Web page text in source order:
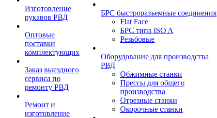
Изготовление
рукавов РВД
Оптовые
поставки
комплектующих
Заказ выездного
сервиса по
ремонту РВД
Ремонт и
изготовление
БРС быстроразъемные соединения
Flat Face
БРС типа ISO A
Резьбовые
Оборудование для производства
РВД
Обжимные станки
Прессы для общего
производства
Отрезные станки
Окорочные станки